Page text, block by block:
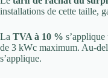
installations de cette taille,
La TVA à 10 %
de 3 kWc maximum. Au-
s’applique.